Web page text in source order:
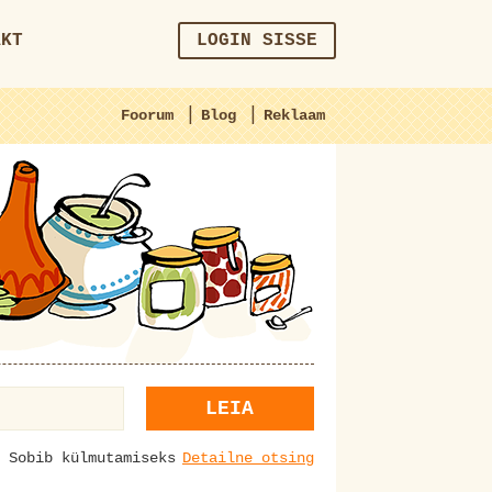
LOGIN SISSE
Foorum | Blog | Reklaam
LEIA
Sobib külmutamiseks Detailne otsing